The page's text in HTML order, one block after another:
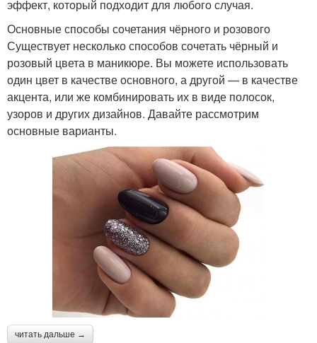
эффект, который подходит для любого случая.
Основные способы сочетания чёрного и розового
Существует несколько способов сочетать чёрный и
розовый цвета в маникюре. Вы можете использовать
один цвет в качестве основного, а другой — в качестве
акцента, или же комбинировать их в виде полосок,
узоров и других дизайнов. Давайте рассмотрим
основные варианты.
читать дальше →